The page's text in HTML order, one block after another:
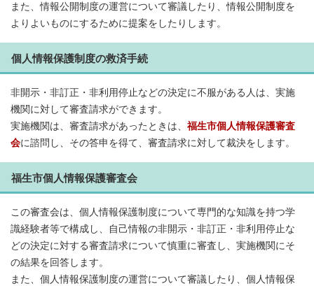
また、情報公開制度の運営について審議したり、情報公開制度を
よりよいものにするために提案をしたりします。
個人情報保護制度の救済手続
非開示・非訂正・非利用停止などの決定に不服がある人は、実施
機関に対して審査請求ができます。
実施機関は、審査請求があったときは、 福生市個人情報保護審査
会に諮問し、その答申を得て、審査請求に対して裁決をします。
福生市個人情報保護審査会
この審査会は、個人情報保護制度について専門的な知識を持つ学
識経験者等で構成し、自己情報の非開示・非訂正・非利用停止な
どの決定に対する審査請求について慎重に審査し、実施機関にそ
の結果を回答します。
また、個人情報保護制度の運営について審議したり、個人情報保